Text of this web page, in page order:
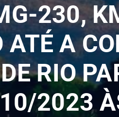
230,
A
RIO
2023